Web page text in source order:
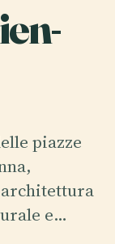
piazze
e…